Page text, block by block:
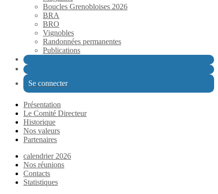
Boucles Grenobloises 2026
BRA
BRO
Vignobles
Randonnées permanentes
Publications
Se connecter
Présentation
Le Comité Directeur
Historique
Nos valeurs
Partenaires
calendrier 2026
Nos réunions
Contacts
Statistiques